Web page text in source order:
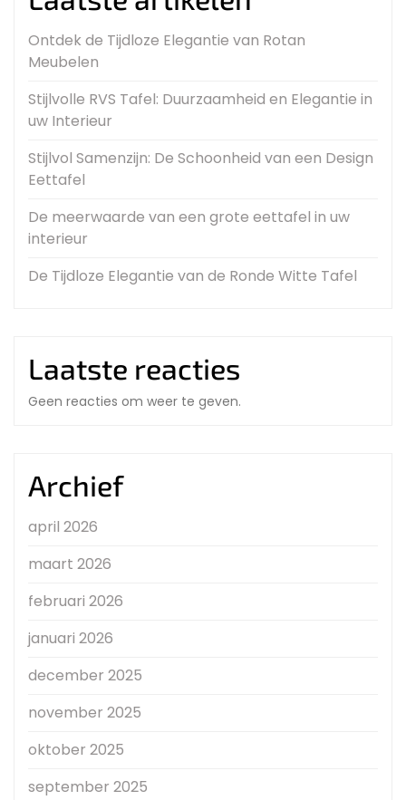
Ontdek de Tijdloze Elegantie van Rotan
Meubelen
Stijlvolle RVS Tafel: Duurzaamheid en Elegantie in
uw Interieur
Stijlvol Samenzijn: De Schoonheid van een Design
Eettafel
De meerwaarde van een grote eettafel in uw
interieur
De Tijdloze Elegantie van de Ronde Witte Tafel
Laatste reacties
Geen reacties om weer te geven.
Archief
april 2026
maart 2026
februari 2026
januari 2026
december 2025
november 2025
oktober 2025
september 2025